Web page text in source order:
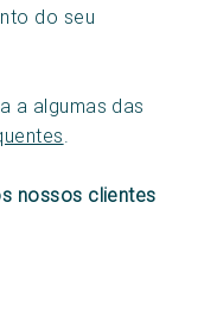
do seu
a algumas das
nossos clientes